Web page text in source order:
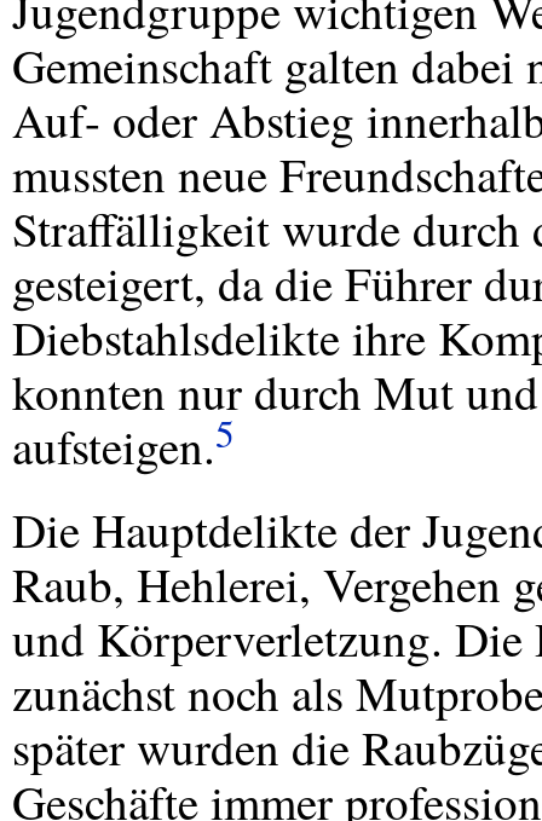
Gemeinschaft galten
Auf- oder Abstieg
mussten neue
Straffälligkeit wurde durch
gesteigert, da die Führer
Diebstahlsdelikte ihre
konnten nur durch Mut
aufsteigen.5
Die Hauptdelikte der
Raub, Hehlerei, Vergehen
und Körperverletzung.
zunächst noch als
später wurden die
Geschäfte immer